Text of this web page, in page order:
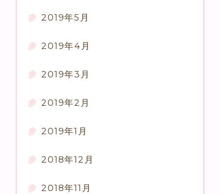
2019年5月
2019年4月
2019年3月
2019年2月
2019年1月
2018年12月
2018年11月